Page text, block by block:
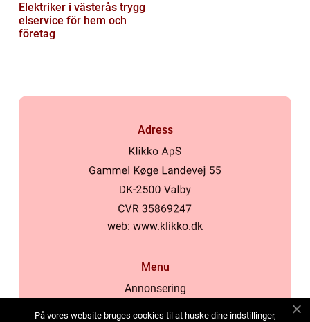
Elektriker i västerås trygg
elservice för hem och
företag
Adress
web: www.klikko.dk
Menu
Annonsering
På vores website bruges cookies til at huske dine indstillinger,